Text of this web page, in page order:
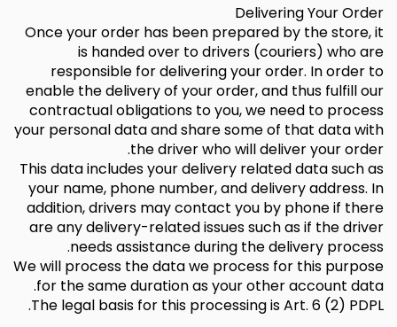
Delivering Your Order
Once your order has been prepared by the store, it
is handed over to drivers (couriers) who are
responsible for delivering your order. In order to
enable the delivery of your order, and thus fulfill our
contractual obligations to you, we need to process
your personal data and share some of that data with
the driver who will deliver your order.
This data includes your delivery related data such as
your name, phone number, and delivery address. In
addition, drivers may contact you by phone if there
are any delivery-related issues such as if the driver
needs assistance during the delivery process.
We will process the data we process for this purpose
for the same duration as your other account data.
The legal basis for this processing is Art. 6 (2) PDPL.